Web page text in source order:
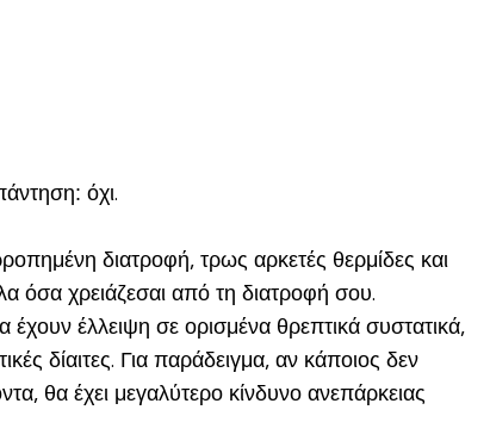
όχι.
διατροφή, τρως αρκετές θερμίδες και
όσα χρειάζεσαι από τη διατροφή σου.
έλλειψη σε ορισμένα θρεπτικά συστατικά,
δίαιτες. Για παράδειγμα, αν κάποιος δεν
θα έχει μεγαλύτερο κίνδυνο ανεπάρκειας